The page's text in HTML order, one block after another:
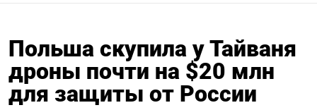
Польша скупила у Тайваня
дроны почти на $20 млн
для защиты от России